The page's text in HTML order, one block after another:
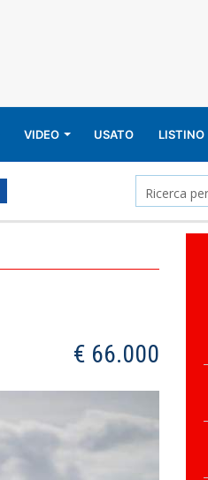
VIDEO USATO LISTINO
€ 66.000